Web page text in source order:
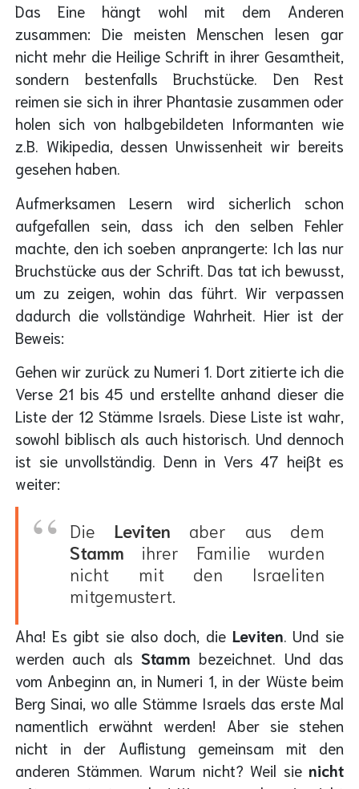
Das Eine hängt wohl mit dem Anderen
zusammen: Die meisten Menschen lesen gar
nicht mehr die Heilige Schrift in ihrer Gesamtheit,
sondern bestenfalls Bruchstücke. Den Rest
reimen sie sich in ihrer Phantasie zusammen oder
holen sich von halbgebildeten Informanten wie
z.B. Wikipedia, dessen Unwissenheit wir bereits
gesehen haben.
Aufmerksamen Lesern wird sicherlich schon
aufgefallen sein, dass ich den selben Fehler
machte, den ich soeben anprangerte: Ich las nur
Bruchstücke aus der Schrift. Das tat ich bewusst,
um zu zeigen, wohin das führt. Wir verpassen
dadurch die vollständige Wahrheit. Hier ist der
Beweis:
Gehen wir zurück zu Numeri 1. Dort zitierte ich die
Verse 21 bis 45 und erstellte anhand dieser die
Liste der 12 Stämme Israels. Diese Liste ist wahr,
sowohl biblisch als auch historisch. Und dennoch
ist sie unvollständig. Denn in Vers 47 heißt es
weiter:
Die Leviten aber aus dem
Stamm ihrer Familie wurden
nicht mit den Israeliten
mitgemustert.
Aha! Es gibt sie also doch, die Leviten . Und sie
werden auch als Stamm bezeichnet. Und das
vom Anbeginn an, in Numeri 1, in der Wüste beim
Berg Sinai, wo alle Stämme Israels das erste Mal
namentlich erwähnt werden! Aber sie stehen
nicht in der Auflistung gemeinsam mit den
anderen Stämmen. Warum nicht? Weil sie nicht